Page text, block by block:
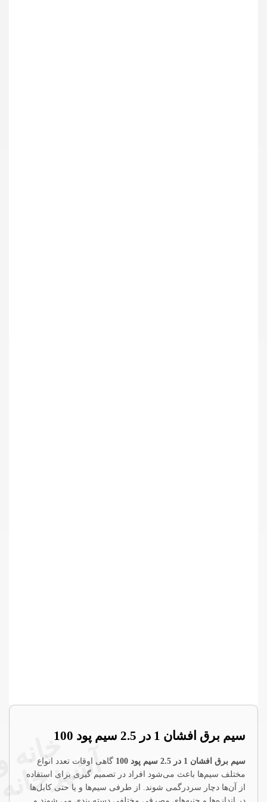
سیم برق افشان 1 در 2.5 سیم پود 100
سیم برق افشان 1 در 2.5 سیم پود 100
گاهی اوقات تعدد انواع
مختلف سیم‌ها باعث می‌شود افراد در تصمیم گیری برای استفاده
از آن‌ها دچار سردرگمی شوند. از طرفی سیم‌ها و یا حتی کابل‌ها